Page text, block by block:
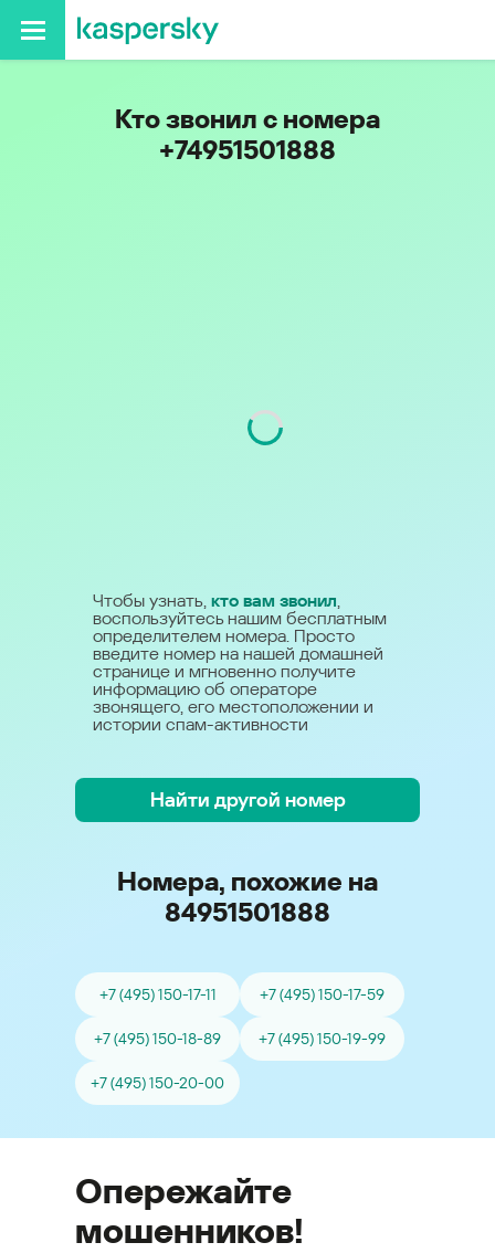
Кто звонил с номера
+74951501888
Чтобы узнать, кто вам звонил,
воспользуйтесь нашим бесплатным
определителем номера. Просто
введите номер на нашей домашней
странице и мгновенно получите
информацию об операторе
звонящего, его местоположении и
истории спам-активности
Найти другой номер
Номера, похожие на
84951501888
+7 (495) 150-17-11 +7 (495) 150-17-59
+7 (495) 150-18-89 +7 (495) 150-19-99
+7 (495) 150-20-00
Опережайте
мошенников!